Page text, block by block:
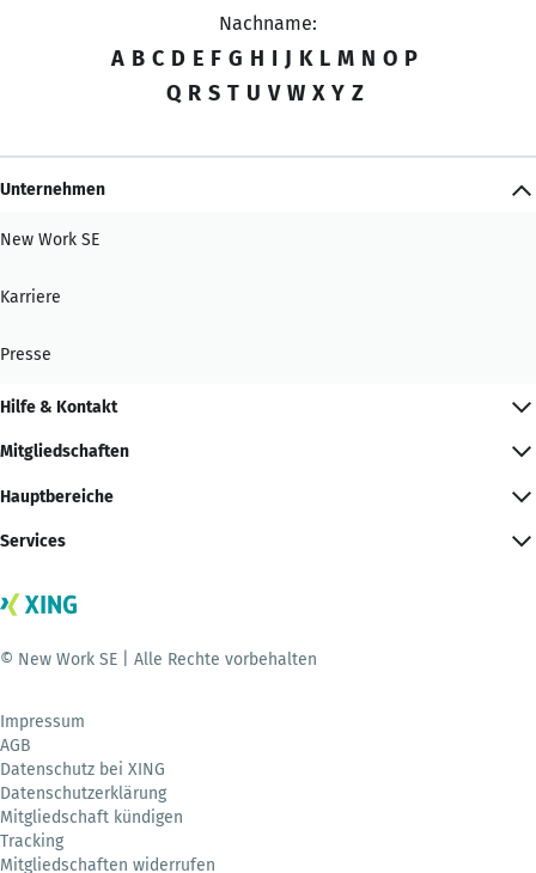
Nachname:
A B C D E F G H I J K L M N O P
Q R S T U V W X Y Z
Unternehmen
New Work SE
Karriere
Presse
Hilfe & Kontakt
Mitgliedschaften
Hauptbereiche
Services
© New Work SE | Alle Rechte vorbehalten
Impressum
AGB
Datenschutz bei XING
Datenschutzerklärung
Mitgliedschaft kündigen
Tracking
Mitgliedschaften widerrufen